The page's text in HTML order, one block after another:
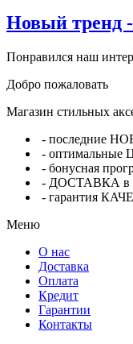
Новый тренд
Понравился наш
Добро пожаловать
Магазин стильных
- последние
-
- бонусная
- ДОСТАВКА в
- гарантия
Меню
О нас
Доставка
Оплата
Кредит
Гарантии
Контакты